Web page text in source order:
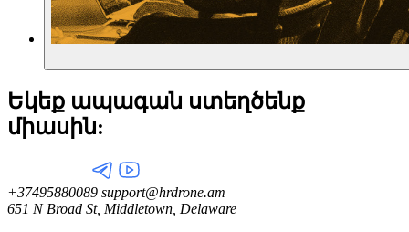
Եկեք ապագան ստեղծենք
միասին:
+37495880089 support@hrdrone.am
651 N Broad St, Middletown, Delaware